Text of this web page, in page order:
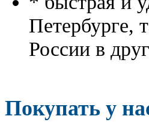
Петербурге,
России в
Покупать у